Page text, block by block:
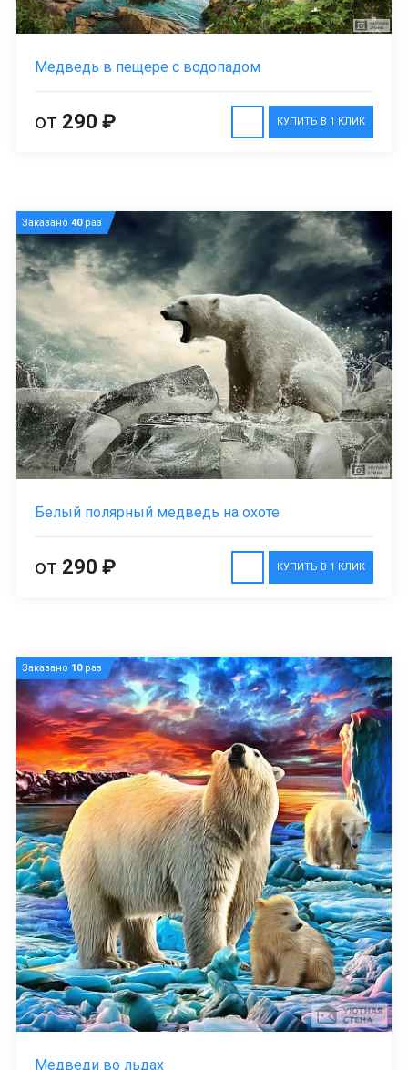
Медведь в пещере с водопадом
КУПИТЬ В 1 КЛИК
от 290 ₽
Заказано 40раз
Белый полярный медведь на охоте
КУПИТЬ В 1 КЛИК
от 290 ₽
Заказано 10раз
Медведи во льдах